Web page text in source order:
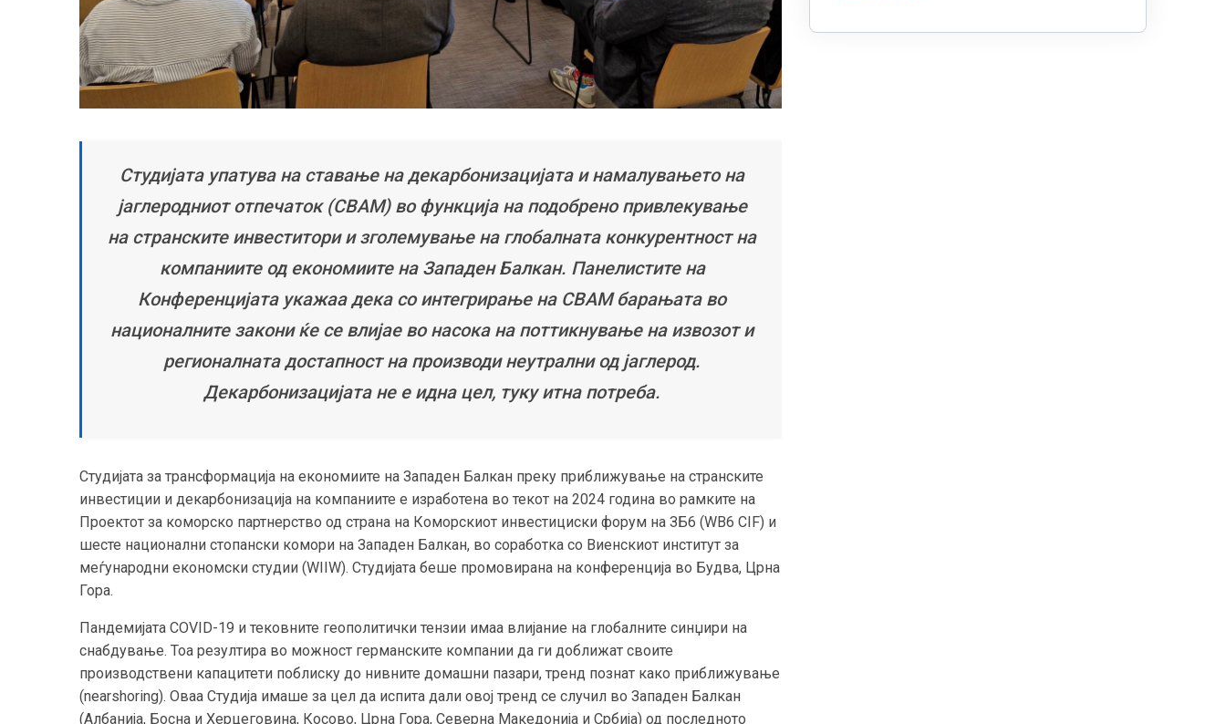
Студијата упатува на ставање на декарбонизацијата и намалувањето на
јаглеродниот отпечаток (CBAM) во функција на подобрено привлекување
на странските инвеститори и зголемување на глобалната конкурентност на
компаниите од економиите на Западен Балкан. Панелистите на
Конференцијата укажаа дека со интегрирање на CBAM барањата во
националните закони ќе се влијае во насока на поттикнување на извозот и
регионалната достапност на производи неутрални од јаглерод.
Декарбонизацијата не е идна цел, туку итна потреба.
Студијата за трансформација на економиите на Западен Балкан преку приближување на странските
инвестиции и декарбонизација на компаниите е изработена во текот на 2024 година во рамките на
Проектот за коморско партнерство од страна на Коморскиот инвестициски форум на ЗБ6 (WB6 CIF) и
шесте национални стопански комори на Западен Балкан, во соработка со Виенскиот институт за
меѓународни економски студии (WIIW). Студијата беше промовирана на конференција во Будва, Црна
Гора.
Пандемијата COVID-19 и тековните геополитички тензии имаа влијание на глобалните синџири на
снабдување. Тоа резултира во можност германските компании да ги доближат своите
производствени капацитети поблиску до нивните домашни пазари, тренд познат како приближување
(nearshoring). Оваа Студија имаше за цел да испита дали овој тренд се случил во Западен Балкан
(Албанија, Босна и Херцеговина, Косово, Црна Гора, Северна Македонија и Србија) од последното